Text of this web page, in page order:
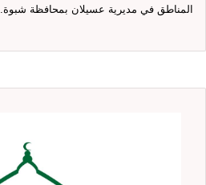
المناطق في مديرية عسيلان بمحافظة شبوة.